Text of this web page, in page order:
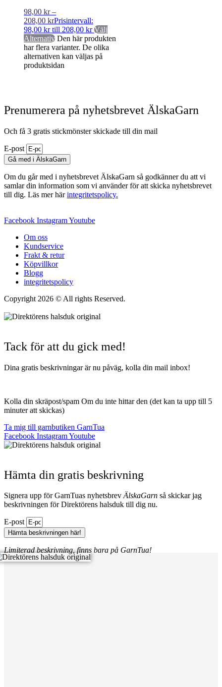
98,00 kr –
208,00 krPrisintervall:
98,00 kr till 208,00 kr Välj
Alternativ Den här produkten
har flera varianter. De olika
alternativen kan väljas på
produktsidan
Prenumerera på nyhetsbrevet ÄlskaGarn
Och få 3 gratis stickmönster skickade till din mail
E-post
Gå med i ÄlskaGarn
Om du går med i nyhetsbrevet ÄlskaGarn så godkänner du att vi
samlar din information som vi använder för att skicka nyhetsbrevet
till dig. Läs mer härintegritetspolicy.
Facebook InstagramYoutube
Om oss
Kundservice
Frakt & retur
Köpvillkor
Blogg
integritetspolicy
Copyright 2026 © All rights Reserved.
Tack för att du gick med!
Dina gratis beskrivningar är nu påväg, kolla din mail inbox!
Kolla din skräpost/spam Om du inte hittar den (det kan ta upp till 5
minuter att skickas)
Ta mig till garnbutiken GarnTua
Facebook InstagramYoutube
Hämta din gratis beskrivning
Signera upp för GarnTuas nyhetsbrevÄlskaGarn så skickar jag
beskrivningen för Direktörens halsduk till dig nu.
E-post
Hämta beskrivningen här!
Limiterad beskrivning, finns bara på GarnTua!